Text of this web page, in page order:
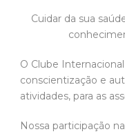
Cuidar da sua
O Clube
conscientização e
atividades, para as
Nossa participação